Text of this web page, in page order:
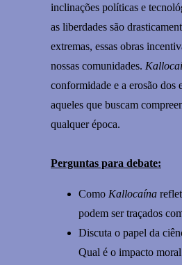
inclinações políticas e
as liberdades são
extremas, essas obras
nossas comunidades.
conformidade e a erosão dos
aqueles que buscam
qualquer época.
Perguntas para debate:
Como Kallocaína
podem ser traçados
Discuta o papel da
Qual é o impacto